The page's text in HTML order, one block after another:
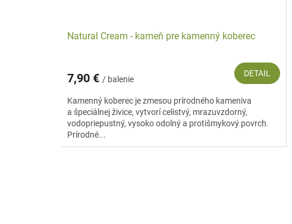
Natural Cream - kameň pre kamenný koberec
7,90 € / balenie
DETAIL
Kamenný koberec je zmesou prírodného kameniva
a špeciálnej živice, vytvorí celistvý, mrazuvzdorný,
vodopriepustný, vysoko odolný a protišmykový povrch.
Prírodné...